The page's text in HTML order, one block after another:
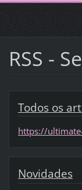
RSS -
Todos os
https://
Novidades